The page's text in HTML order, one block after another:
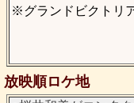
※グランドビクトリ
放映順ロケ地